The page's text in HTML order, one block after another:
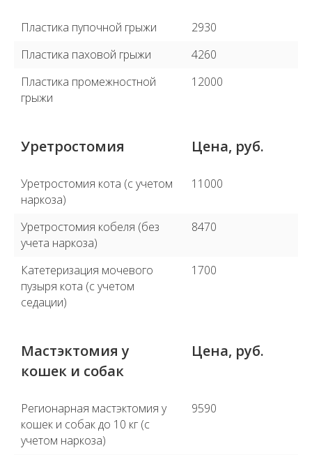
Пластика пупочной грыжи
2930
Пластика паховой грыжи
4260
Пластика промежностной
грыжи
12000
Уретростомия Цена, руб.
Уретростомия кота (с учетом
наркоза)
11000
Уретростомия кобеля (без
учета наркоза)
8470
Катетеризация мочевого
пузыря кота (с учетом
седации)
1700
Мастэктомия у
кошек и собак
Цена, руб.
Регионарная мастэктомия у
кошек и собак до 10 кг (с
учетом наркоза)
9590